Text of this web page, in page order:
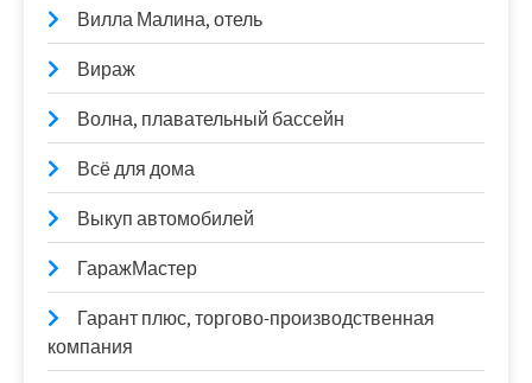
Вилла Малина, отель
Вираж
Волна, плавательный бассейн
Всё для дома
Выкуп автомобилей
ГаражМастер
Гарант плюс, торгово-производственная
компания